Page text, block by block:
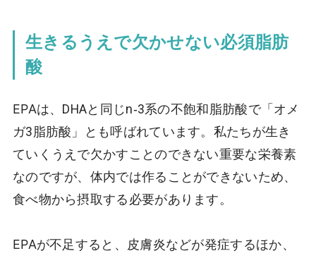
生きるうえで欠かせない必須脂肪
酸
EPAは、DHAと同じn‐3系の不飽和脂肪酸で「オメ
ガ3脂肪酸」とも呼ばれています。私たちが生き
ていくうえで欠かすことのできない重要な栄養素
なのですが、体内では作ることができないため、
食べ物から摂取する必要があります。
EPAが不足すると、皮膚炎などが発症するほか、